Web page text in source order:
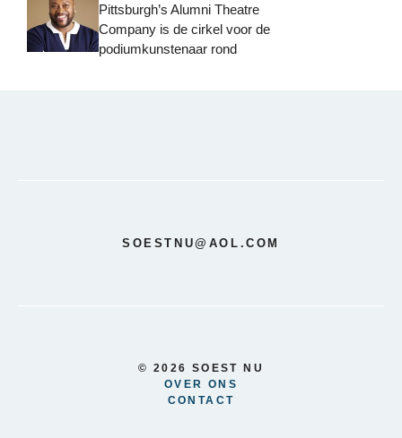
Pittsburgh’s Alumni Theatre
Company is de cirkel voor de
podiumkunstenaar rond
SOESTNU@AOL.COM
© 2026 SOEST NU
OVER ONS
CONTACT